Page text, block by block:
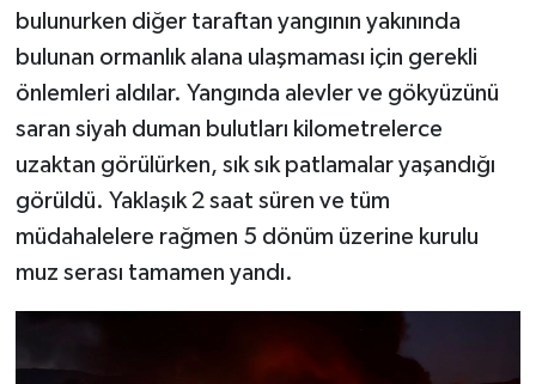
bulunurken diğer taraftan yangının yakınında
bulunan ormanlık alana ulaşmaması için gerekli
önlemleri aldılar. Yangında alevler ve gökyüzünü
saran siyah duman bulutları kilometrelerce
uzaktan görülürken, sık sık patlamalar yaşandığı
görüldü. Yaklaşık 2 saat süren ve tüm
müdahalelere rağmen 5 dönüm üzerine kurulu
muz serası tamamen yandı.